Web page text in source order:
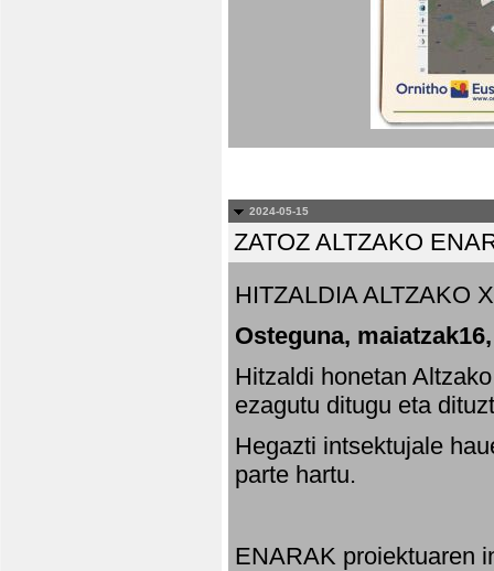
2024-05-15
ZATOZ ALTZAKO
HITZALDIA ALTZAKO
Osteguna,
Hitzaldi honetan
ezagutu ditugu eta
Hegazti intsektujale
parte hartu.
ENARAK proiektuaren